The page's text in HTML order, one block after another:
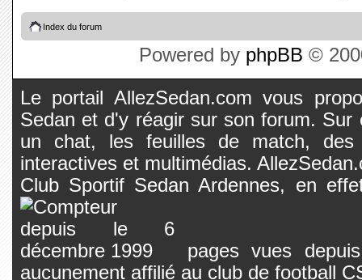
Index du forum
Powered by phpBB ©
Le portail AllezSedan.com vous
Sedan et d'y réagir sur son forum.
un chat, les feuilles de match, des
interactives et multimédias.
Club Sportif Sedan Ardennes, en
pages vues
aucunement affilié au club de football